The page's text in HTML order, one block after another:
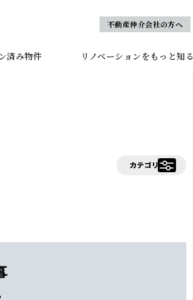
不動産仲介会社の方へ
済み物件 リノベーションをもっと知る